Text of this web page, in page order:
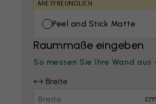
MIETFREUNDLICH
Peel and Stick Matte
Raummaße eingeben
So messen Sie Ihre Wand aus
Breite
cm